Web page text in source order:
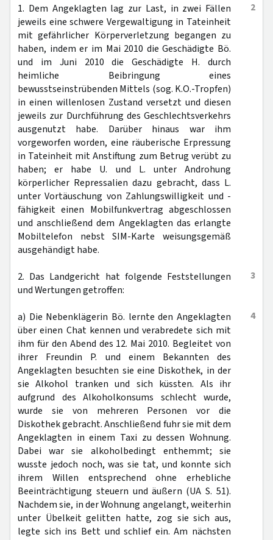
2
1. Dem Angeklagten lag zur Last, in zwei Fällen
jeweils eine schwere Vergewaltigung in Tateinheit
mit gefährlicher Körperverletzung begangen zu
haben, indem er im Mai 2010 die Geschädigte Bö.
und im Juni 2010 die Geschädigte H. durch
heimliche Beibringung eines
bewusstseinstrübenden Mittels (sog. K.O.-Tropfen)
in einen willenlosen Zustand versetzt und diesen
jeweils zur Durchführung des Geschlechtsverkehrs
ausgenutzt habe. Darüber hinaus war ihm
vorgeworfen worden, eine räuberische Erpressung
in Tateinheit mit Anstiftung zum Betrug verübt zu
haben; er habe U. und L. unter Androhung
körperlicher Repressalien dazu gebracht, dass L.
unter Vortäuschung von Zahlungswilligkeit und -
fähigkeit einen Mobilfunkvertrag abgeschlossen
und anschließend dem Angeklagten das erlangte
Mobiltelefon nebst SIM-Karte weisungsgemäß
ausgehändigt habe.
3
2. Das Landgericht hat folgende Feststellungen
und Wertungen getroffen:
4
a) Die Nebenklägerin Bö. lernte den Angeklagten
über einen Chat kennen und verabredete sich mit
ihm für den Abend des 12. Mai 2010. Begleitet von
ihrer Freundin P. und einem Bekannten des
Angeklagten besuchten sie eine Diskothek, in der
sie Alkohol tranken und sich küssten. Als ihr
aufgrund des Alkoholkonsums schlecht wurde,
wurde sie von mehreren Personen vor die
Diskothek gebracht. Anschließend fuhr sie mit dem
Angeklagten in einem Taxi zu dessen Wohnung.
Dabei war sie alkoholbedingt enthemmt; sie
wusste jedoch noch, was sie tat, und konnte sich
ihrem Willen entsprechend ohne erhebliche
Beeinträchtigung steuern und äußern (UA S. 51).
Nachdem sie, in der Wohnung angelangt, weiterhin
unter Übelkeit gelitten hatte, zog sie sich aus,
legte sich ins Bett und schlief ein. Am nächsten